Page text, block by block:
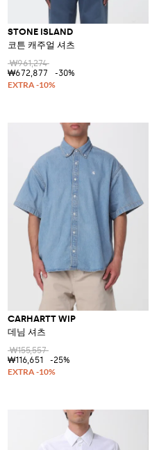
STONE ISLAND
코튼 캐주얼 셔츠
₩961,274
₩672,877
-30%
이브닝 셔츠
CARHARTT WIP
데님 셔츠
₩155,557
₩116,651
-25%